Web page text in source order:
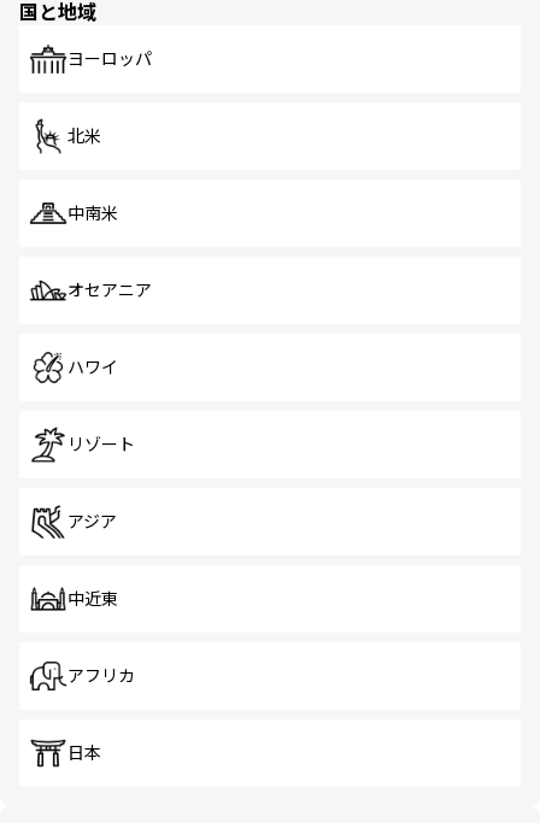
で、ホーカーズは地元の風情を楽しめる外せないスポット
国と地域
ヨーロッパ
北米
中南米
オセアニア
ハワイ
リゾート
アジア
中近東
アフリカ
日本